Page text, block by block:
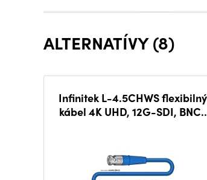
ALTERNATÍVY (8)
Infinitek L-4.5CHWS flexibilný
kábel 4K UHD, 12G-SDI, BNC-